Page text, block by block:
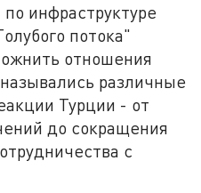
инфраструктуре
потока"
отношения
различные
Турции - от
до сокращения
с